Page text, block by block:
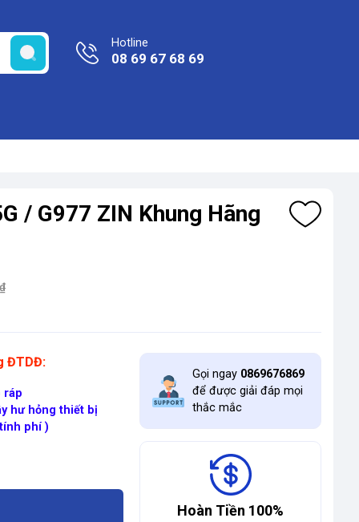
Hotline
08 69 67 68 69
/ G977 ZIN Khung Hãng
ĐTDĐ:
ráp
hư hỏng thiết bị
phí )
Gọi ngay 0869676869
để được giải đáp mọi
thắc mắc
Hoàn Tiền 100%